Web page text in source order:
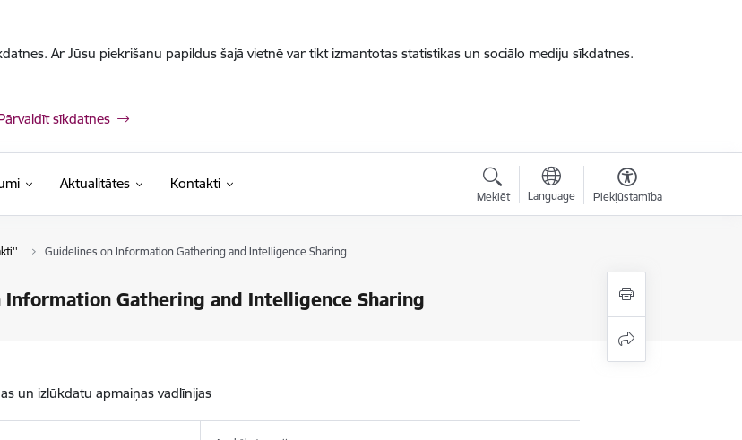
Ar Jūsu piekrišanu papildus šajā vietnē var tikt izmantotas statistikas un sociālo mediju sīkdatnes.
sīkdatnes
Aktualitātes Kontakti
Meklēt Language Piekļūstamība
Guidelines on Information Gathering and Intelligence Sharing
Information Gathering and Intelligence Sharing
un izlūkdatu apmaiņas vadlīnijas